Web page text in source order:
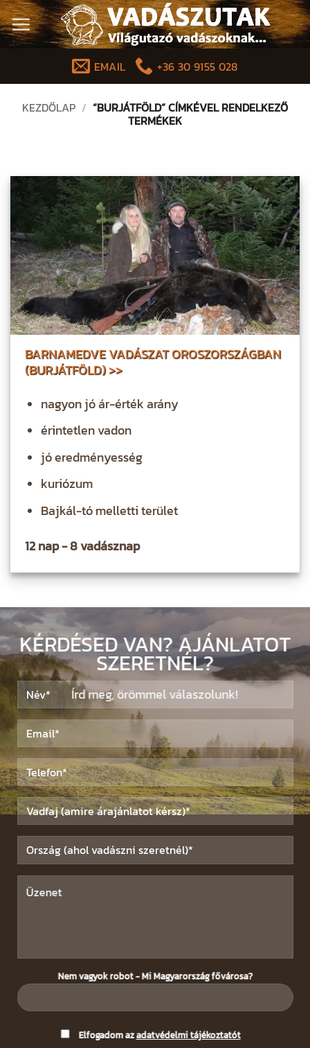
Skip
to
content
EMAIL
+36 30 9155 028
KEZDŐLAP / “BURJÁTFÖLD” CÍMKÉVEL RENDELKEZŐ
TERMÉKEK
BARNAMEDVE VADÁSZAT OROSZORSZÁGBAN
(BURJÁTFÖLD) >>
nagyon jó ár-érték arány
érintetlen vadon
jó eredményesség
kuriózum
Bajkál-tó melletti terület
12 nap - 8 vadásznap
KÉRDÉSED VAN? AJÁNLATOT
SZERETNÉL?
Írd meg, örömmel válaszolunk!
Nem vagyok robot - Mi Magyarország fővárosa?
Elfogadom azadatvédelmi tájékoztatót